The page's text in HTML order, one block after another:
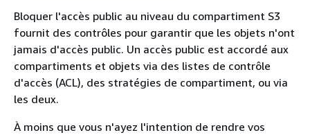
Bloquer l'accès public au niveau du compartiment S3
fournit des contrôles pour garantir que les objets n'ont
jamais d'accès public. Un accès public est accordé aux
compartiments et objets via des listes de contrôle
d'accès (ACL), des stratégies de compartiment, ou via
les deux.
À moins que vous n'ayez l'intention de rendre vos